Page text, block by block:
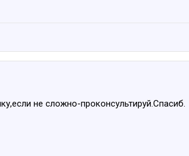
не сложно-проконсультируй.Спасиб.